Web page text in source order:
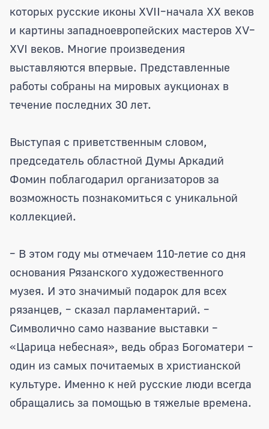
которых русские иконы XVII–начала XX веков
и картины западноевропейских мастеров XV–
XVI веков. Многие произведения
выставляются впервые. Представленные
работы собраны на мировых аукционах в
течение последних 30 лет.
Выступая с приветственным словом,
председатель областной Думы Аркадий
Фомин поблагодарил организаторов за
возможность познакомиться с уникальной
коллекцией.
– В этом году мы отмечаем 110-летие со дня
основания Рязанского художественного
музея. И это значимый подарок для всех
рязанцев, – сказал парламентарий. –
Символично само название выставки –
«Царица небесная», ведь образ Богоматери –
один из самых почитаемых в христианской
культуре. Именно к ней русские люди всегда
обращались за помощью в тяжелые времена.